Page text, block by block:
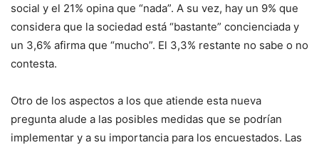
social y el 21% opina que “nada”. A su vez, hay un 9% que
considera que la sociedad está “bastante” concienciada y
un 3,6% afirma que “mucho”. El 3,3% restante no sabe o no
contesta.
Otro de los aspectos a los que atiende esta nueva
pregunta alude a las posibles medidas que se podrían
implementar y a su importancia para los encuestados. Las